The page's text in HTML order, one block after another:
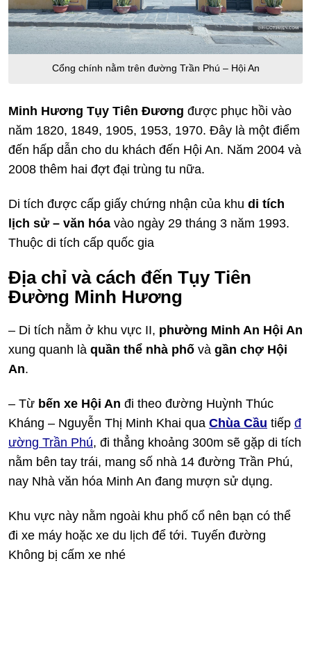
Cổng chính nằm trên đường Trần Phú – Hội An
Minh Hương Tụy Tiên Đương được phục hồi vào
năm 1820, 1849, 1905, 1953, 1970. Đây là một điểm
đến hấp dẫn cho du khách đến Hội An. Năm 2004 và
2008 thêm hai đợt đại trùng tu nữa.
Di tích được cấp giấy chứng nhận của khu di tích
lịch sử – văn hóa vào ngày 29 tháng 3 năm 1993.
Thuộc di tích cấp quốc gia
Địa chỉ và cách đến Tụy Tiên
Đường Minh Hương
– Di tích nằm ở khu vực II, phường Minh An Hội An
xung quanh là quần thể nhà phố và gần chợ Hội
An.
– Từ bến xe Hội An đi theo đường Huỳnh Thúc
Kháng – Nguyễn Thị Minh Khai qua Chùa Cầu tiếp đ
ường Trần Phú, đi thẳng khoảng 300m sẽ gặp di tích
nằm bên tay trái, mang số nhà 14 đường Trần Phú,
nay Nhà văn hóa Minh An đang mượn sử dụng.
Khu vực này nằm ngoài khu phố cổ nên bạn có thể
đi xe máy hoặc xe du lịch để tới. Tuyến đường
Không bị cấm xe nhé